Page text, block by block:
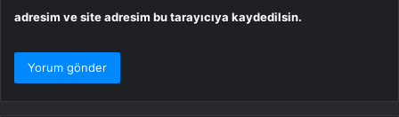
adresim ve site adresim bu tarayıcıya kaydedilsin.